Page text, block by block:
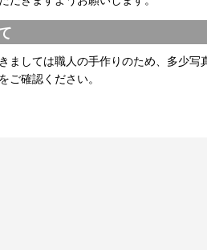
ましては職人の手作りのため、多少写
ご確認ください。